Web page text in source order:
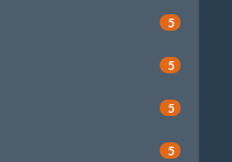
5
5
5
5